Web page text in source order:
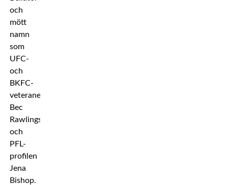
och
mött
namn
som
UFC-
och
BKFC-
veteranen
Bec
Rawlings
och
PFL-
profilen
Jena
Bishop.